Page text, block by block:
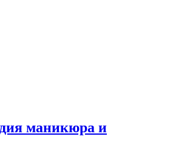
маникюра и